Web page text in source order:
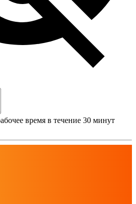
время в течение 30 минут